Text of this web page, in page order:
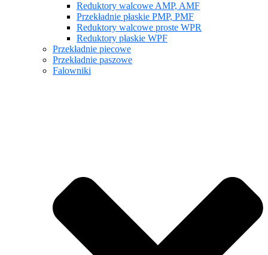
Reduktory walcowe AMP, AMF
Przekładnie płaskie PMP, PMF
Reduktory walcowe proste WPR
Reduktory płaskie WPF
Przekładnie piecowe
Przekładnie paszowe
Falowniki